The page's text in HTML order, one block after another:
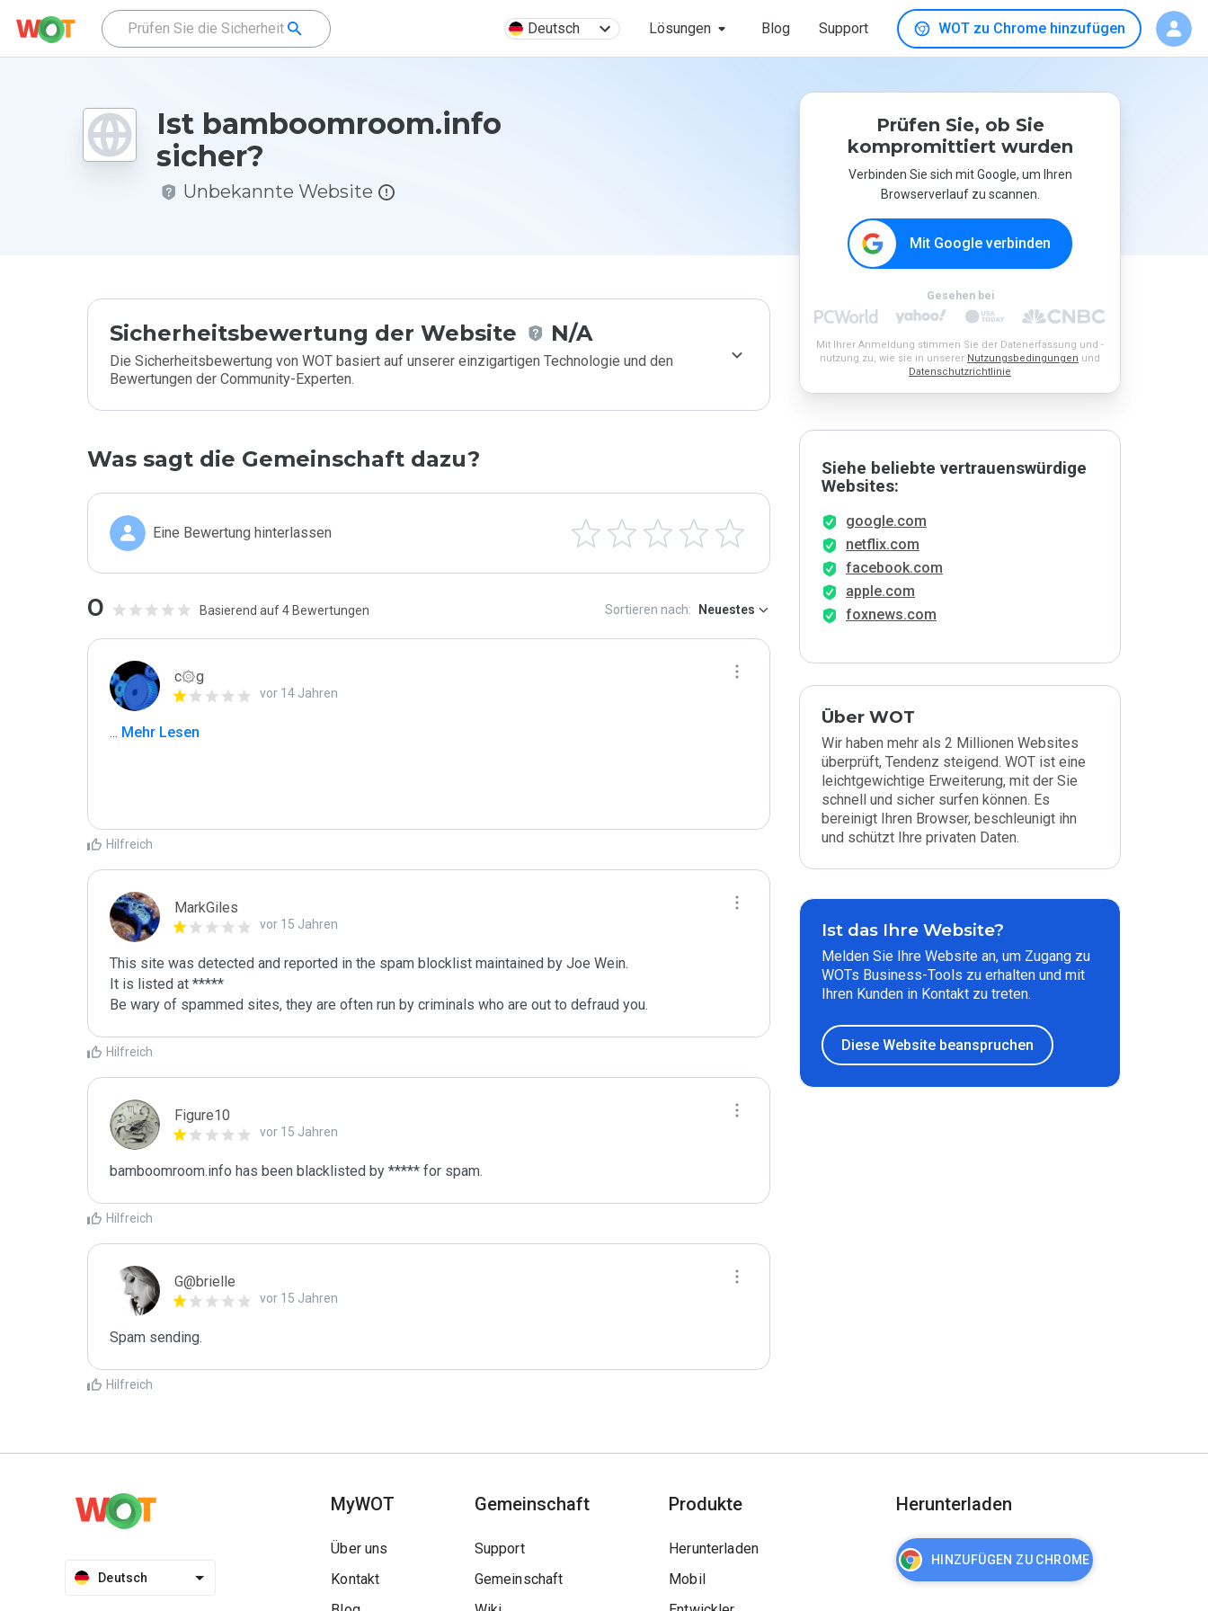
Deutsch Lösungen Blog Support WOT zu Chrome hinzufügen
Ist bamboomroom.info
sicher?
Unbekannte Website
Sicherheitsbewertung der Website N/A
Die Sicherheitsbewertung von WOT basiert auf unserer einzigartigen Technologie und den
Bewertungen der Community-Experten.
Was sagt die Gemeinschaft dazu?
Eine Bewertung hinterlassen
0 Basierend auf 4 Bewertungen Sortieren nach: Neuestes
c۞g
vor 14 Jahren
... Mehr Lesen
Hilfreich
MarkGiles
vor 15 Jahren
This site was detected and reported in the spam blocklist maintained by Joe Wein.
It is listed at *****
Be wary of spammed sites, they are often run by criminals who are out to defraud you.
Hilfreich
Figure10
vor 15 Jahren
bamboomroom.info has been blacklisted by ***** for spam.
Hilfreich
G@brielle
vor 15 Jahren
Spam sending.
Hilfreich
Prüfen Sie, ob Sie
kompromittiert wurden
Verbinden Sie sich mit Google, um Ihren
Browserverlauf zu scannen.
Mit Google verbinden
Gesehen bei
Mit Ihrer Anmeldung stimmen Sie der Datenerfassung und -
nutzung zu, wie sie in unserer Nutzungsbedingungen und
Datenschutzrichtlinie
Siehe beliebte vertrauenswürdige
Websites:
google.com
netflix.com
facebook.com
apple.com
foxnews.com
Über WOT
Wir haben mehr als 2 Millionen Websites
überprüft, Tendenz steigend. WOT ist eine
leichtgewichtige Erweiterung, mit der Sie
schnell und sicher surfen können. Es
bereinigt Ihren Browser, beschleunigt ihn
und schützt Ihre privaten Daten.
Ist das Ihre Website?
Melden Sie Ihre Website an, um Zugang zu
WOTs Business-Tools zu erhalten und mit
Ihren Kunden in Kontakt zu treten.
Diese Website beanspruchen
Deutsch
MyWOT
Über uns
Kontakt
Gemeinschaft
Support
Gemeinschaft
Produkte
Herunterladen
Mobil
Herunterladen
HINZUFÜGEN ZU CHROME